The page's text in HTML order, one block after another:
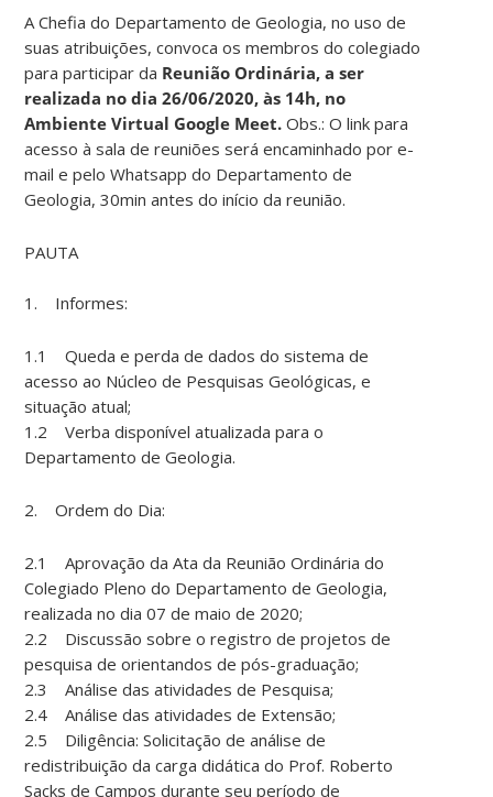
A Chefia do Departamento de Geologia, no uso de
suas atribuições, convoca os membros do colegiado
para participar da Reunião Ordinária, a ser
realizada no dia 26/06/2020, às 14h, no
Ambiente Virtual Google Meet. Obs.: O link para
acesso à sala de reuniões será encaminhado por e-
mail e pelo Whatsapp do Departamento de
Geologia, 30min antes do início da reunião.
PAUTA
1. Informes:
1.1 Queda e perda de dados do sistema de
acesso ao Núcleo de Pesquisas Geológicas, e
situação atual;
1.2 Verba disponível atualizada para o
Departamento de Geologia.
2. Ordem do Dia:
2.1 Aprovação da Ata da Reunião Ordinária do
Colegiado Pleno do Departamento de Geologia,
realizada no dia 07 de maio de 2020;
2.2 Discussão sobre o registro de projetos de
pesquisa de orientandos de pós-graduação;
2.3 Análise das atividades de Pesquisa;
2.4 Análise das atividades de Extensão;
2.5 Diligência: Solicitação de análise de
redistribuição da carga didática do Prof. Roberto
Sacks de Campos durante seu período de